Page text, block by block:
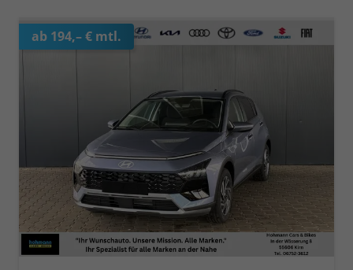
ab 194,– € mtl.